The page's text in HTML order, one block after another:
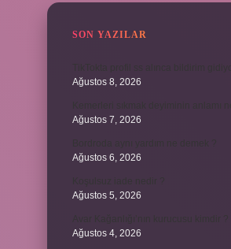
SON YAZILAR
Ağustos 8, 2026
Ağustos 7, 2026
Ağustos 6, 2026
Ağustos 5, 2026
Ağustos 4, 2026